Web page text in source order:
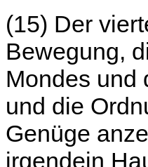
(15) Der
Bewegung,
Mondes und
und die
Genüge
irgendein